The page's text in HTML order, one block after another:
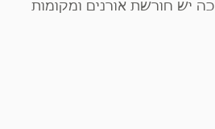
יש חורשת אורנים ומקומות